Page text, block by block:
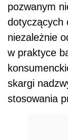
pozwanym
dotyczących
niezależnie
w praktyce
skargi
stosowania